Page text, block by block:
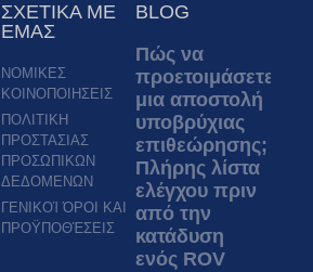
ΣΧΕΤΙΚΑ ΜΕ
ΕΜΑΣ
ΝΟΜΙΚΕΣ
ΚΟΙΝΟΠΟΙΗΣΕΙΣ
ΠΟΛΙΤΙΚΗ
ΠΡΟΣΤΑΣΙΑΣ
ΠΡΟΣΩΠΙΚΩΝ
ΔΕΔΟΜΕΝΩΝ
ΓΕΝΙΚΟΊ ΌΡΟΙ ΚΑΙ
ΠΡΟΫΠΟΘΈΣΕΙΣ
BLOG
Πώς να
προετοιμάσετε
μια αποστολή
υποβρύχιας
επιθεώρησης;
Πλήρης λίστα
ελέγχου πριν
από την
κατάδυση
ενός ROV